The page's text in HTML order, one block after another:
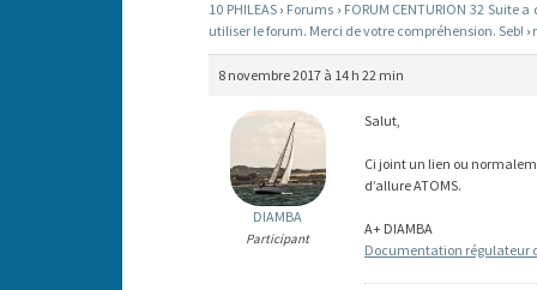
10 PHILEAS › Forums › FORUM CENTURION 32
utiliser le forum. Merci de votre compréhension. Seb! ›
8 novembre 2017 à 14 h 22 min
DIAMBA
Participant
Salut,
Ci joint un lien ou
d’allure ATOMS.
A+ DIAMBA
Documentation régulateur